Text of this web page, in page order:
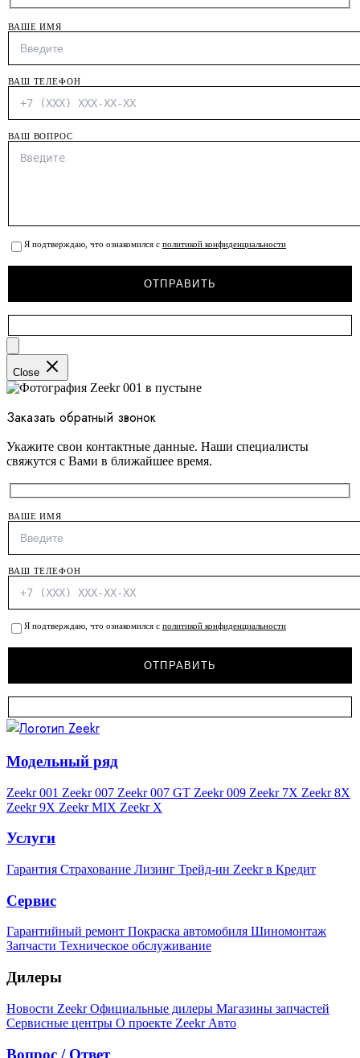
ВАШЕ ИМЯ
ВАШ ТЕЛЕФОН
ВАШ ВОПРОС
Я подтверждаю, что ознакомился с политикой конфиденциальности
Close
Заказать обратный звонок
Укажите свои контактные данные. Наши специалисты
свяжутся с Вами в ближайшее время.
ВАШЕ ИМЯ
ВАШ ТЕЛЕФОН
Я подтверждаю, что ознакомился с политикой конфиденциальности
Модельный ряд
Zeekr 001 Zeekr 007 Zeekr 007 GT Zeekr 009 Zeekr 7X Zeekr 8X
Zeekr 9X Zeekr MIX Zeekr X
Услуги
Гарантия Страхование Лизинг Трейд-ин Zeekr в Кредит
Сервис
Гарантийный ремонт Покраска автомобиля Шиномонтаж
Запчасти Техническое обслуживание
Дилеры
Новости ZeekrОфициальные дилеры Магазины запчастей
Сервисные центры О проекте Zeekr Авто
Вопрос / Ответ